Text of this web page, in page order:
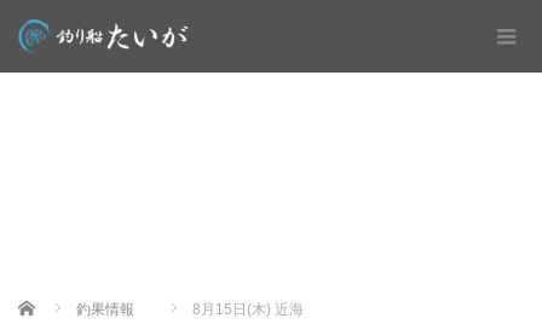
Home 釣果情報 8月15日(木) 近海